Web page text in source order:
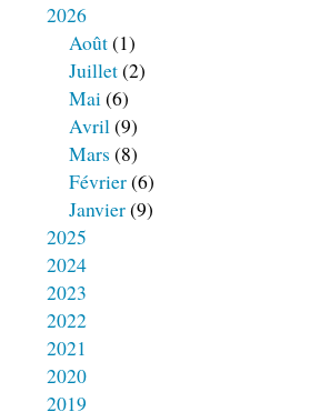
2026
Août(1)
Juillet(2)
Mai(6)
Avril(9)
Mars (8)
Février(6)
Janvier(9)
2025
2024
2023
2022
2021
2020
2019